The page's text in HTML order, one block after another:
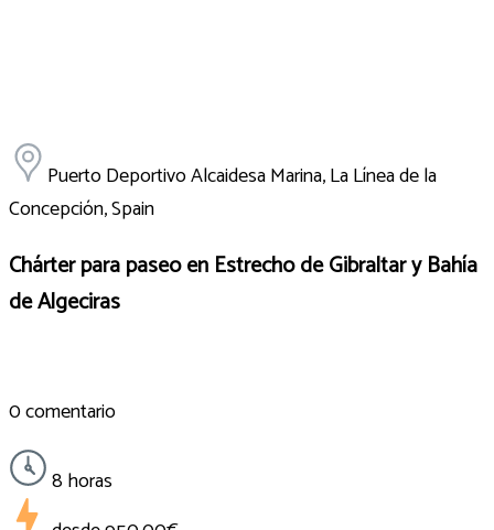
Puerto Deportivo Alcaidesa Marina, La Línea de la
Concepción, Spain
Chárter para paseo en Estrecho de Gibraltar y Bahía
de Algeciras
0 comentario
8 horas